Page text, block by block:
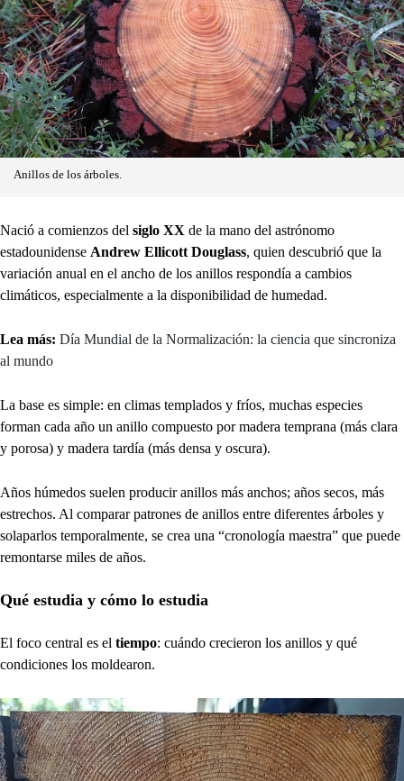
Anillos de los árboles.
Nació a comienzos del siglo XX de la mano del astrónomo
estadounidense Andrew Ellicott Douglass, quien descubrió que la
variación anual en el ancho de los anillos respondía a cambios
climáticos, especialmente a la disponibilidad de humedad.
Lea más: Día Mundial de la Normalización: la ciencia que sincroniza
al mundo
La base es simple: en climas templados y fríos, muchas especies
forman cada año un anillo compuesto por madera temprana (más clara
y porosa) y madera tardía (más densa y oscura).
Años húmedos suelen producir anillos más anchos; años secos, más
estrechos. Al comparar patrones de anillos entre diferentes árboles y
solaparlos temporalmente, se crea una “cronología maestra” que puede
remontarse miles de años.
Qué estudia y cómo lo estudia
El foco central es el tiempo: cuándo crecieron los anillos y qué
condiciones los moldearon.